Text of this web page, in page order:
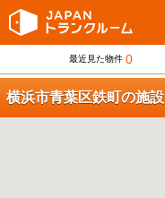
最近見た物件 0
横浜市青葉区鉄町の施設